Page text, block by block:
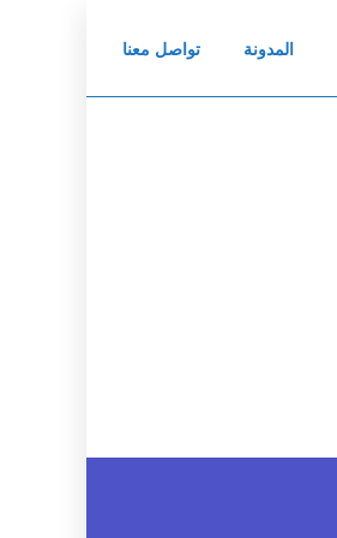
المدونة تواصل معنا